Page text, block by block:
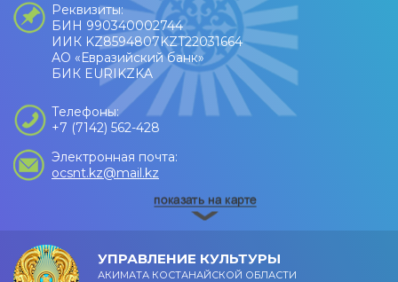
Реквизиты:
БИН 990340002744
ИИК KZ8594807KZT22031664
АО «Евразийский банк»
БИК EURIKZKA
Телефоны:
+7 (7142) 562-428
Электронная почта:
ocsnt.kz@mail.kz
УПРАВЛЕНИЕ КУЛЬТУРЫ
АКИМАТА КОСТАНАЙСКОЙ ОБЛАСТИ